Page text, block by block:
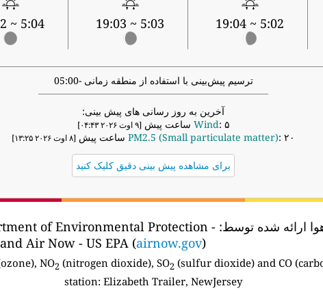
5:02 ~ 19:04
5:03 ~ 19:03
5:04 ~ 19:02
ترسیم پیش‌بینی با استفاده از منطقه زمانی -05:00
آخرین به روز رسانی های پیش بینی:
Wind: ۵ ساعت پیش [۹ اوت ۲۰۲۶ ۰۴:۴۳]
PM2.5 (Small particulate matter): ۲۰ ساعت پیش [۸ اوت ۲۰۲۶ ۱۳:۲۵]
برای مشاهده پیش بینی دقیق کلیک کنید
ارائه شده توسط: of Environmental Protection -
Air Now - US EPA (airnow.gov)
NO2 (nitrogen dioxide), SO2 (sulfur dioxide) and CO
station: Elizabeth Trailer, NewJersey